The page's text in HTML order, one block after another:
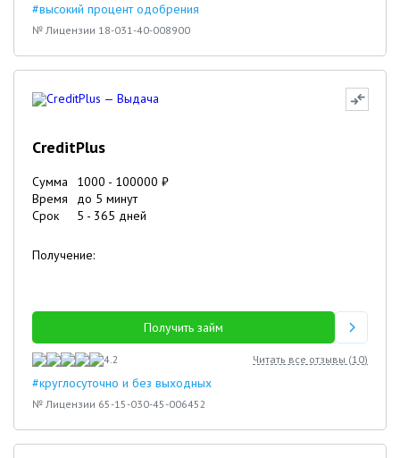
#высокий процент одобрения
№ Лицензии 18-031-40-008900
CreditPlus
Сумма 1000 - 100000 ₽
Время
до 5 минут
Срок
5 - 365 дней
Получение:
Получить займ
4.2 Читать все отзывы (10)
#круглосуточно и без выходных
№ Лицензии 65-15-030-45-006452